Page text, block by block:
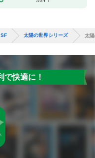
太陽の世界シリーズ 太
で快適に！